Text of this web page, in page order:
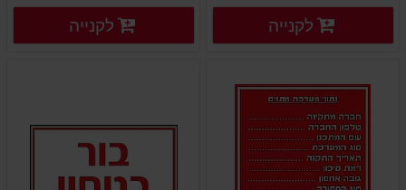
פרטים נוספים פרטים נוספים לקנייה פרטים נוספים
לקנייה